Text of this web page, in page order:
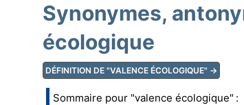
Synonymes,
écologique
DÉFINITION DE "VALENCE ÉCOLOGIQUE" →
Sommaire pour "valence écologique" :